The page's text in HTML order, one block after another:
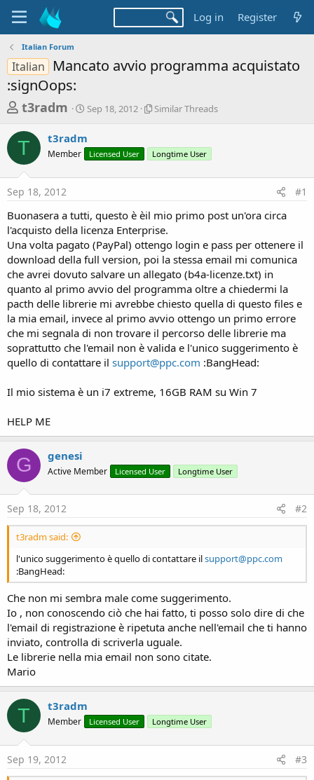
Log in Register
Italian Forum
Italian
Mancato avvio programma acquistato
:signOops:
T
r
e
a
d
s
t
a
r
t
e
r
t3radm
S
r
a
Sep 18, 2012
S
l
r
r
e
a
d
Similar Threads
T t3radm
Member Licensed User Longtime User
Sep 18, 2012 #1
Buonasera a tutti, questo è èil mio primo post un'ora circa
l'acquisto della licenza Enterprise.
Una volta pagato (PayPal) ottengo login e pass per ottenere il
download della full version, poi la stessa email mi comunica
che avrei dovuto salvare un allegato (b4a-licenze.txt) in
quanto al primo avvio del programma oltre a chiedermi la
pacth delle librerie mi avrebbe chiesto quella di questo files e
la mia email, invece al primo avvio ottengo un primo errore
che mi segnala di non trovare il percorso delle librerie ma
soprattutto che l'email non è valida e l'unico suggerimento è
quello di contattare il support@ppc.com :BangHead:
Il mio sistema è un i7 extreme, 16GB RAM su Win 7
HELP ME
G genesi
Active Member Licensed User Longtime User
Sep 18, 2012 #2
t3radm said:
l'unico suggerimento è quello di contattare ilsupport@ppc.com
:BangHead:
Che non mi sembra male come suggerimento.
Io , non conoscendo ciò che hai fatto, ti posso solo dire di che
l'email di registrazione è ripetuta anche nell'email che ti hanno
inviato, controlla di scriverla uguale.
Le librerie nella mia email non sono citate.
Mario
T t3radm
Member Licensed User Longtime User
Sep 19, 2012 #3